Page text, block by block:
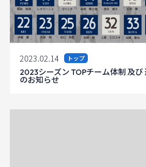
2023.02.14 トップ
2023シーズン TOPチーム体制 及び
のお知らせ